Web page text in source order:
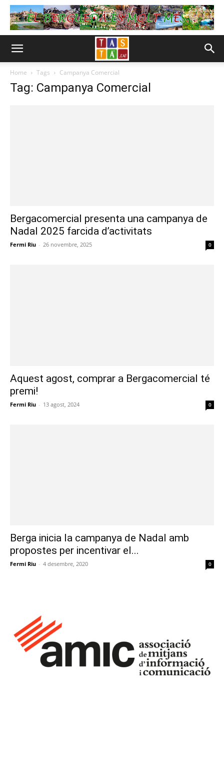
Home Tags Campanya Comercial
Tag: Campanya Comercial
Bergacomercial presenta una campanya de
Nadal 2025 farcida d’activitats
Fermi Riu - 26 novembre, 2025 0
Aquest agost, comprar a Bergacomercial té
premi!
Fermi Riu - 13 agost, 2024 0
Berga inicia la campanya de Nadal amb
propostes per incentivar el...
Fermi Riu - 4 desembre, 2020 0